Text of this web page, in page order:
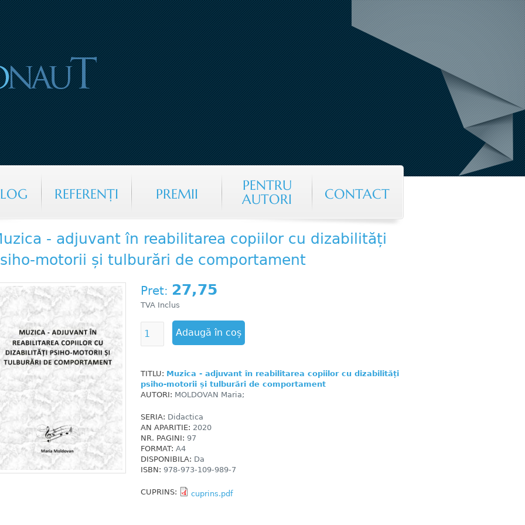
Jump to navigation
REFERENŢI PREMII
PENTRU
AUTORI
CONTACT
- adjuvant în reabilitarea copiilor cu dizabilități
motorii și tulburări de comportament
Pret: 27,75
TVA Inclus
TITLU: Muzica - adjuvant în reabilitarea copiilor cu dizabilități
psiho-motorii și tulburări de comportament
AUTORI: MOLDOVAN Maria;
SERIA: Didactica
AN APARITIE: 2020
NR. PAGINI: 97
FORMAT: A4
DISPONIBILA: Da
ISBN: 978-973-109-989-7
CUPRINS: cuprins.pdf